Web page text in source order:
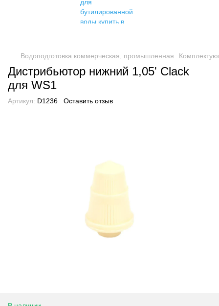
Водоподготовка коммерческая, промышленная
Дистрибьютор нижний 1,05' Clack
для WS1
Артикул: D1236 Оставить отзыв